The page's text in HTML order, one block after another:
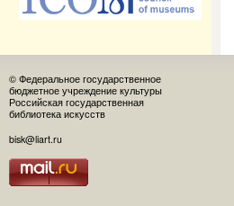
© Федеральное государственное
бюджетное учреждение культуры
Российская государственная
библиотека искусств
bisk@liart.ru